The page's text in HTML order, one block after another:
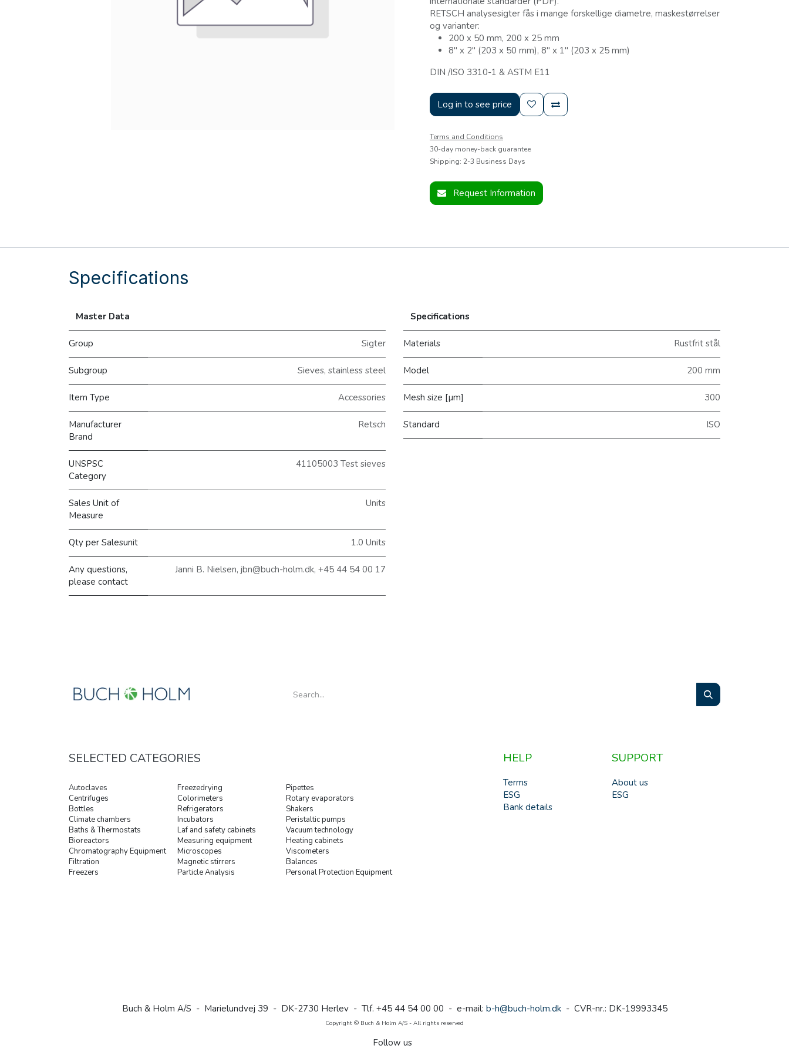
RETSCH analysesigter fås i mange forskellige diametre, maskestørrelser
og varianter:
200 x 50 mm, 200 x 25 mm
8" x 2" (203 x 50 mm), 8" x 1" (203 x 25 mm)
DIN /ISO 3310-1 & ASTM E11
Log in to see price
Terms and Conditions
30-day money-back guarantee
Shipping: 2-3 Business Days
Request Information
Specifications
Master Data
Group Sigter
Subgroup Sieves, stainless steel
Item Type Accessories
Manufacturer
Brand
Retsch
UNSPSC
Category
41105003 Test sieves
Sales Unit of
Measure
Units
Qty per Salesunit 1.0 Units
Any questions,
please contact
Janni B. Nielsen, jbn@buch-holm.dk, +45 44 54 00 17
Specifications
Materials Rustfrit stål
Model 200 mm
Mesh size [µm] 300
Standard ISO
Autoclaves
Centrifuges
Bottles
Climate chambers
Baths & Thermostats
Bioreactors
Chromatography Equipment
Filtration
Freezers
Freezedrying
Colorimeters
Refrigerators
Incubators
Laf and safety cabinets
Measuring equipment
Microscopes
Magnetic stirrers
Particle Analysis
Pipettes
Rotary evaporators
Shakers
Peristaltic pumps
Vacuum technology
Heating cabinets
Viscometers
Balances
Personal Protection Equipment
SELECTED CATEGORIES SUPPORT
About us
ESG
Terms
ESG
Bank details
HELP
Buch & Holm A/S - Marielundvej 39 - DK-2730 Herlev - Tlf. +45 44 54 00 00 - e-mail: b-h@buch-holm.dk- CVR-nr.: DK-19993345
Copyright © Buch & Holm A/S - All rights reserved
Follow us